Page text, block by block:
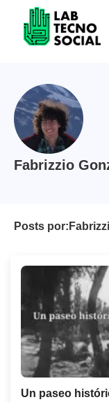
Saltar
Fabrizzio
Posts por:
Un paseo